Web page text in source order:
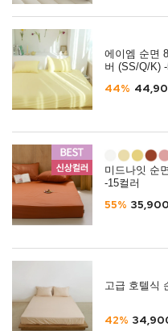
에이엠 순면
버 (SS/Q/K) -
44%
미드나잇 순
-15컬러
55% 35,900
고급 호텔식
42%